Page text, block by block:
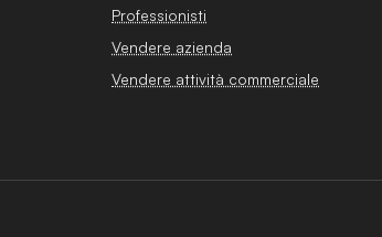
Professionisti
Vendere azienda
Vendere attività commerciale